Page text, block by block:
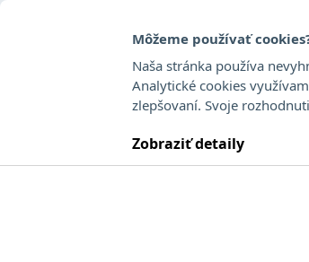
Môžeme používať
Naša stránka používa
Analytické cookies
zlepšovaní. Svoje
Zobraziť detaily
Online